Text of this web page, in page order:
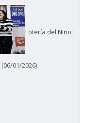
Lotería del Niño:
(06/01/2026)